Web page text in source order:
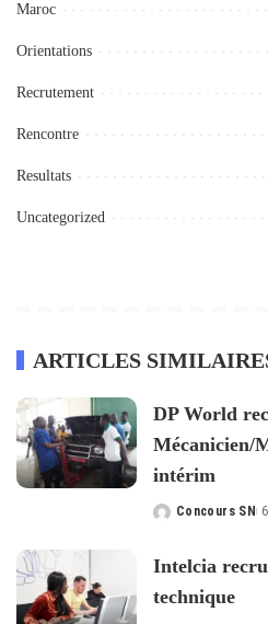
Maroc
Orientations
Recrutement
Rencontre
Resultats
Uncategorized
ARTICLES
DP World
Mécanicien/
intérim
Posted
Concours SN
Intelcia
technique